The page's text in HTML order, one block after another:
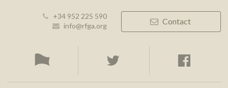
+34 952 225 590
info@rfga.org
Contact